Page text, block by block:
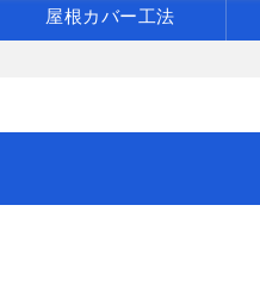
屋根カバー工法